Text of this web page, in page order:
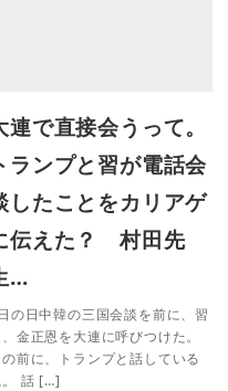
連で直接会うって。
ランプと習が電話会
したことをカリアゲ
伝えた？ 村田先
…
の日中韓の三国会談を前に、習
金正恩を大連に呼びつけた。
前に、トランプと話している
。 話 […]